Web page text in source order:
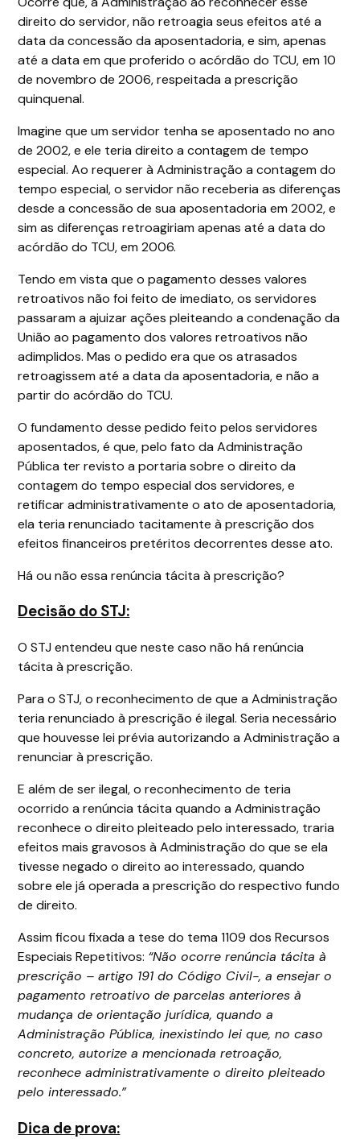
direito do servidor, não retroagia seus efeitos até a
data da concessão da aposentadoria, e sim, apenas
até a data em que proferido o acórdão do TCU, em 10
de novembro de 2006, respeitada a prescrição
quinquenal.
Imagine que um servidor tenha se aposentado no ano
de 2002, e ele teria direito a contagem de tempo
especial. Ao requerer à Administração a contagem do
tempo especial, o servidor não receberia as diferenças
desde a concessão de sua aposentadoria em 2002, e
sim as diferenças retroagiriam apenas até a data do
acórdão do TCU, em 2006.
Tendo em vista que o pagamento desses valores
retroativos não foi feito de imediato, os servidores
passaram a ajuizar ações pleiteando a condenação da
União ao pagamento dos valores retroativos não
adimplidos. Mas o pedido era que os atrasados
retroagissem até a data da aposentadoria, e não a
partir do acórdão do TCU.
O fundamento desse pedido feito pelos servidores
aposentados, é que, pelo fato da Administração
Pública ter revisto a portaria sobre o direito da
contagem do tempo especial dos servidores, e
retificar administrativamente o ato de aposentadoria,
ela teria renunciado tacitamente à prescrição dos
efeitos financeiros pretéritos decorrentes desse ato.
Há ou não essa renúncia tácita à prescrição?
Decisão do STJ:
O STJ entendeu que neste caso não há renúncia
tácita à prescrição.
Para o STJ, o reconhecimento de que a Administração
teria renunciado à prescrição é ilegal. Seria necessário
que houvesse lei prévia autorizando a Administração a
renunciar à prescrição.
E além de ser ilegal, o reconhecimento de teria
ocorrido a renúncia tácita quando a Administração
reconhece o direito pleiteado pelo interessado, traria
efeitos mais gravosos à Administração do que se ela
tivesse negado o direito ao interessado, quando
sobre ele já operada a prescrição do respectivo fundo
de direito.
Assim ficou fixada a tese do tema 1109 dos Recursos
Especiais Repetitivos: “Não ocorre renúncia tácita à
prescrição – artigo 191 do Código Civil-, a ensejar o
pagamento retroativo de parcelas anteriores à
mudança de orientação jurídica, quando a
Administração Pública, inexistindo lei que, no caso
concreto, autorize a mencionada retroação,
reconhece administrativamente o direito pleiteado
pelo interessado.”
Dica de prova: